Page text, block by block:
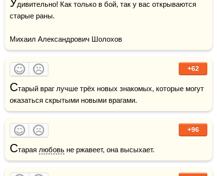
Удивительно! Как только в бой, так у вас открываются
старые раны.
Михаил Александрович Шолохов
+62
Старый враг лучше трёх новых знакомых, которые могут
оказаться скрытыми новыми врагами.
+96
Старая любовь не ржавеет, она высыхает.